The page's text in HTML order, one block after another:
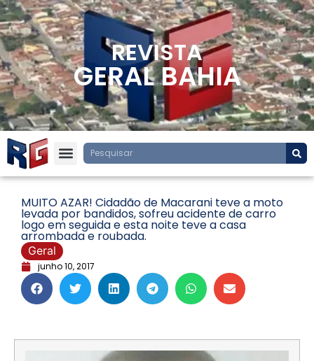
REVISTA
GERAL BAHIA
MUITO AZAR! Cidadão de Macarani teve a moto
levada por bandidos, sofreu acidente de carro
logo em seguida e esta noite teve a casa
arrombada e roubada.
Geral
junho 10, 2017